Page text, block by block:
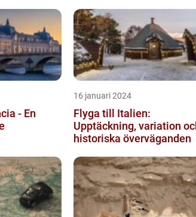
- En
16 januari 2024
Flyga till Italien:
Upptäckning, variation
historiska överväganden